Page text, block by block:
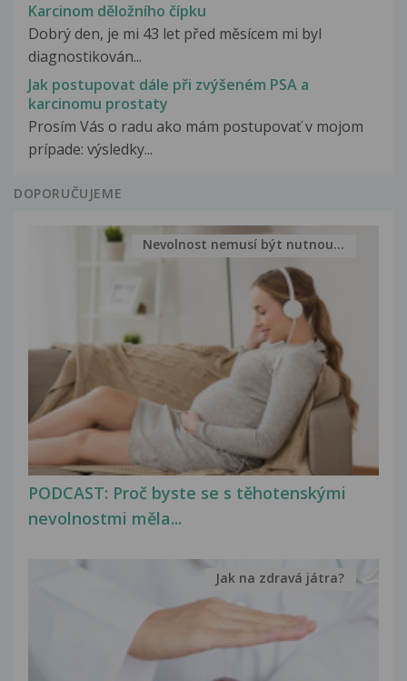
Karcinom děložního čípku
Dobrý den, je mi 43 let před měsícem mi byl
diagnostikován...
Jak postupovat dále při zvýšeném PSA a
karcinomu prostaty
Prosím Vás o radu ako mám postupovať v mojom
prípade: výsledky...
DOPORUČUJEME
PODCAST: Proč byste se s těhotenskými
nevolnostmi měla...
Nevolnost nemusí být nutnou...
Jak na zdravá játra?